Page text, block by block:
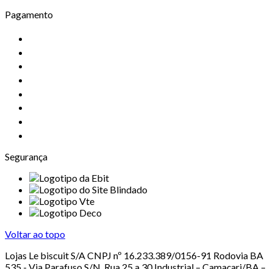
Pagamento
Segurança
Voltar ao topo
Lojas Le biscuit S/A CNPJ nº 16.233.389/0156-91 Rodovia BA
535 - Via Parafuso S/N, Rua 25 a 30 Industrial – Camaçari/BA –